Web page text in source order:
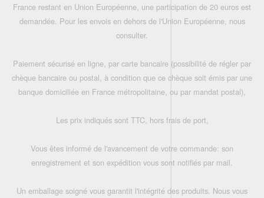
France restant en Union Européenne, une participation de 20 euros est
demandée. Pour les envois en dehors de l'Union Européenne, nous
consulter.
Paiement sécurisé en ligne, par carte bancaire (possibilité de régler par
chèque bancaire ou postal, à condition que ce chèque soit émis par une
banque domiciliée en France métropolitaine, ou par mandat postal),
Les prix indiqués sont TTC, hors frais de port,
Vous êtes informé de l'avancement de votre commande: son
enregistrement et son expédition vous sont notifiés par mail.
Un emballage soigné vous garantit l'intégrité des produits. Nous vous